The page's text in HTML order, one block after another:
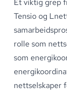
Tensio og
rolle som
som
nettselskaper